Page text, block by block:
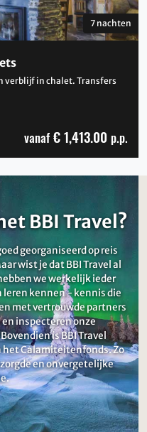
verblijf in chalet. Transfers
7 nachten
vanaf € 1,413.00 p.p.
BBI Travel?
georganiseerd op reis
wist je dat BBI Travel al
we werkelijk ieder
leren kennen - kennis die
met vertrouwde partners
inspecteren onze
is BBI Travel
het Calamiteitenfonds. Zo
en onvergetelijke